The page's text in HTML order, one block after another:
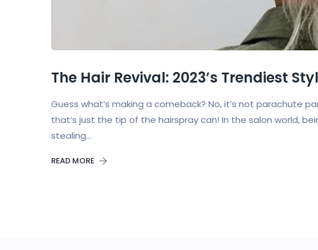
The Hair Revival: 2023’s Trendiest
Guess what’s making a comeback? No, it’s not parachute
that’s just the tip of the hairspray can! In the salon world,
stealing...
READ MORE